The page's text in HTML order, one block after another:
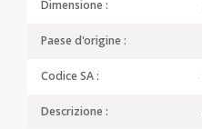
Dimensione :
Paese d'origine :
Codice SA :
Descrizione :